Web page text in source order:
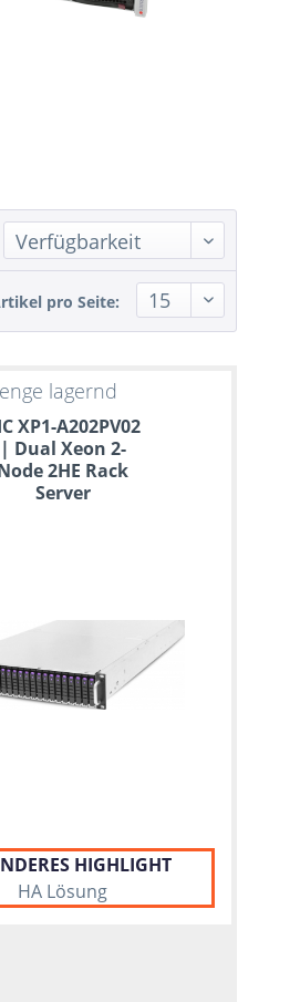
pro Seite:
lagernd
XP1-A202PV02
| Dual Xeon 2-
2HE Rack
Server
HIGHLIGHT
HA Lösung